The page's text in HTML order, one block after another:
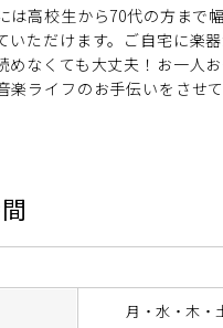
は高校生から70代の方まで
いただけます。ご自宅に楽
めなくても大丈夫！お一人
楽ライフのお手伝いをさせ
月・水・木・